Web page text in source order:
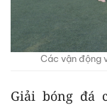
Các vận động
Giải bóng đá